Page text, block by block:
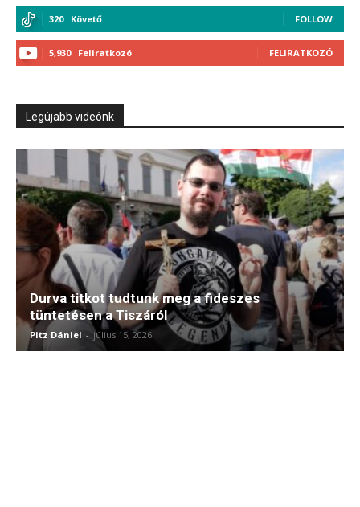
320 Követő FOLLOW
5,930 Feliratkozó FELIRATKOZÓ
Legújabb videónk
Durva titkot tudtunk meg a fideszes
tüntetésen a Tiszáról
Pitz Dániel - július 15, 2026